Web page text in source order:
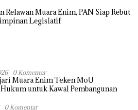
Relawan Muara Enim, PAN Siap Rebut
Legislatif
0 Komentar
Muara Enim Teken MoU
untuk Kawal Pembangunan
0 Komentar